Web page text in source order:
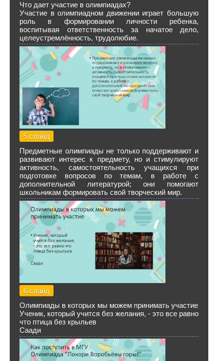
Что дает участие в олимпиадах?
Участие в олимпиадном движении играет большую
роль в формировании личности ребенка,
воспитывая ответственность за начатое дело,
целеустремлённость, трудолюбие.
5 слайд
Предметные олимпиады не только поддерживают и
развивают интерес к предмету, но и стимулируют
активность, самостоятельность учащихся при
подготовке вопросов по темам, в работе с
дополнительной литературой; они помогают
школьникам формировать свой творческий мир.
6 слайд
Олимпиады в которых мы можем принимать участие
Ученик, который учится без желания, - это все равно
что птица без крыльев
Саади